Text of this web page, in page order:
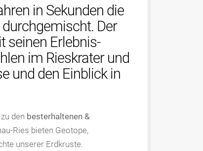
in Sekunden die
Der
seinen Erlebnis-
im Rieskrater und
und den Einblick in
den besterhaltenen &
Ries bieten Geotope,
unserer Erdkruste.